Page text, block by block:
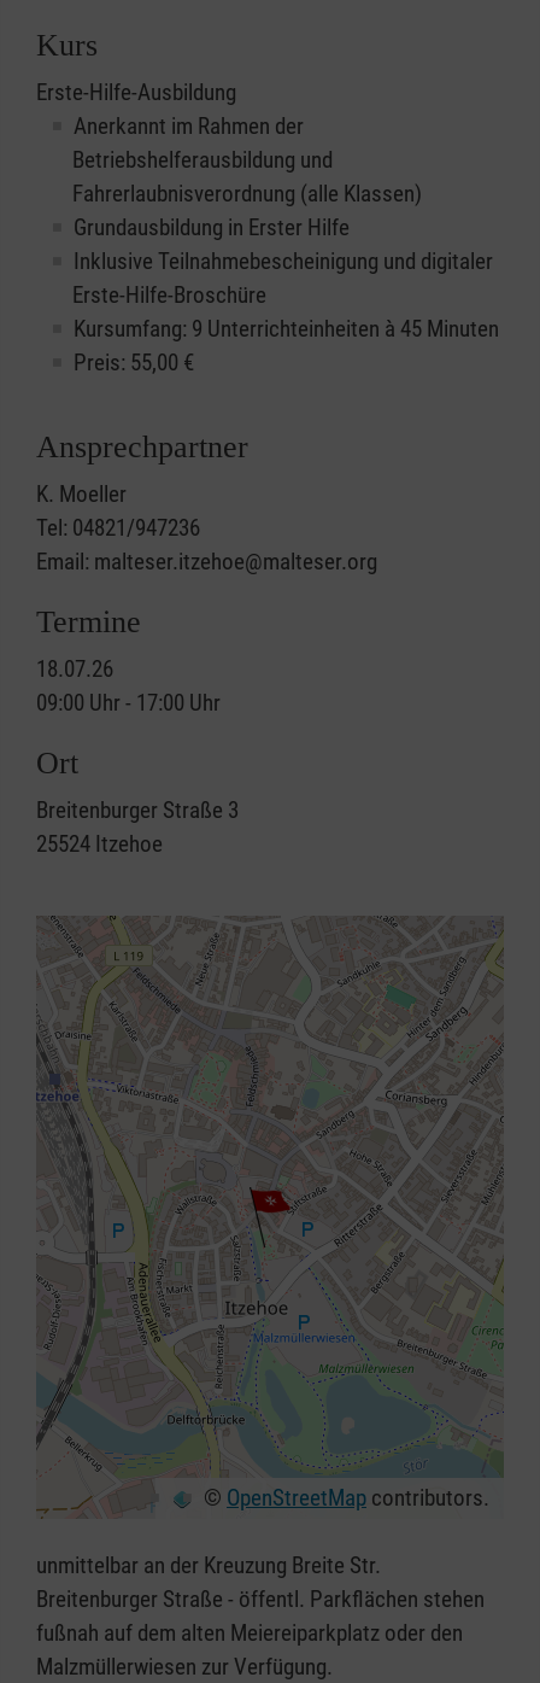
Kurs
Erste-Hilfe-Ausbildung
Anerkannt im Rahmen der
Betriebshelferausbildung und
Fahrerlaubnisverordnung (alle Klassen)
Grundausbildung in Erster Hilfe
Inklusive Teilnahmebescheinigung und digitaler
Erste-Hilfe-Broschüre
Kursumfang: 9 Unterrichteinheiten à 45 Minuten
Preis: 55,00 €
Ansprechpartner
K. Moeller
Tel: 04821/947236
Email: malteser.itzehoe@malteser.org
Termine
18.07.26
09:00 Uhr - 17:00 Uhr
Ort
Breitenburger Straße 3
25524 Itzehoe
⇧
© OpenStreetMap contributors.
unmittelbar an der Kreuzung Breite Str.
Breitenburger Straße - öffentl. Parkflächen stehen
fußnah auf dem alten Meiereiparkplatz oder den
Malzmüllerwiesen zur Verfügung.